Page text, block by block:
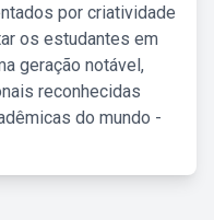
por criatividade
os estudantes em
geração notável,
reconhecidas
do mundo -